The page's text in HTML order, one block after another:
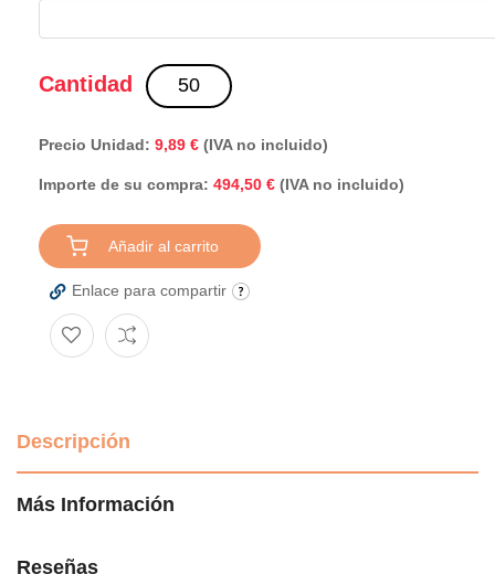
Cantidad
Precio Unidad: 9,89 € (IVA no incluido)
Importe de su compra: 494,50 € (IVA no incluido)
Añadir al carrito
Enlace para compartir
Descripción
Más Información
Reseñas